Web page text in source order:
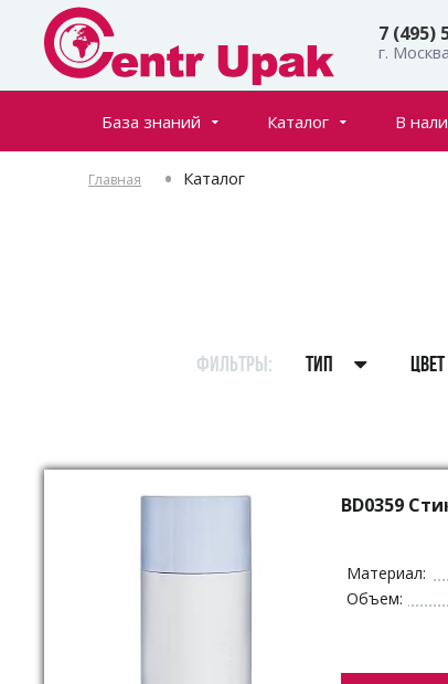
7 (495)
г. Москва
База знаний Каталог
Тубы для косметики
Упаковка для декоративной косметики
ЭКО упаковка
В
Главная Каталог
ФИЛЬТРЫ: ТИП ЦВЕТ
BD0359
Материал:
Объем: